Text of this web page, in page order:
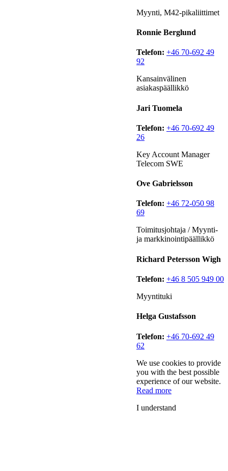
Myynti, M42-pikaliittimet
Ronnie Berglund
Telefon: +46 70-692 49
92
Kansainvälinen
asiakaspäällikkö
Jari Tuomela
Telefon: +46 70-692 49
26
Key Account Manager
Telecom SWE
Ove Gabrielsson
Telefon: +46 72-050 98
69
Toimitusjohtaja / Myynti-
ja markkinointipäällikkö
Richard Petersson Wigh
Telefon: +46 8 505 949 00
Myyntituki
Helga Gustafsson
Telefon: +46 70-692 49
62
We use cookies to provide
you with the best possible
experience of our website.
Read more
I understand